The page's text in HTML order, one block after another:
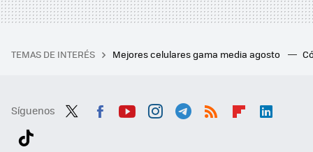
TEMAS DE INTERÉS Mejores celulares gama media agosto
Síguenos